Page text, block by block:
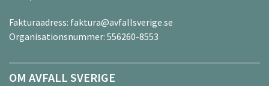
Fakturaadress: faktura@avfallsverige.se
Organisationsnummer: 556260-8553
OM AVFALL SVERIGE